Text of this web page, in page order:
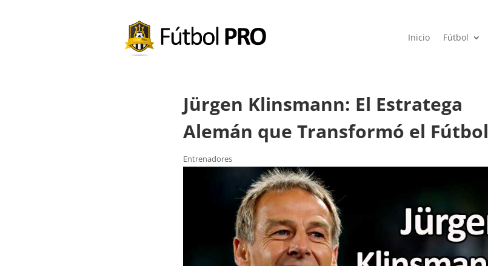
Inicio Fútbol
Jürgen Klinsmann: El Estratega
Alemán que Transformó el Fútbol
Entrenadores